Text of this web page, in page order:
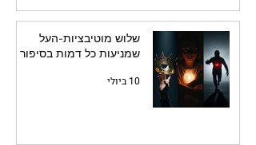
שלוש מוטיבציות-העל
שמניעות כל דמות בסיפור
10 ביולי